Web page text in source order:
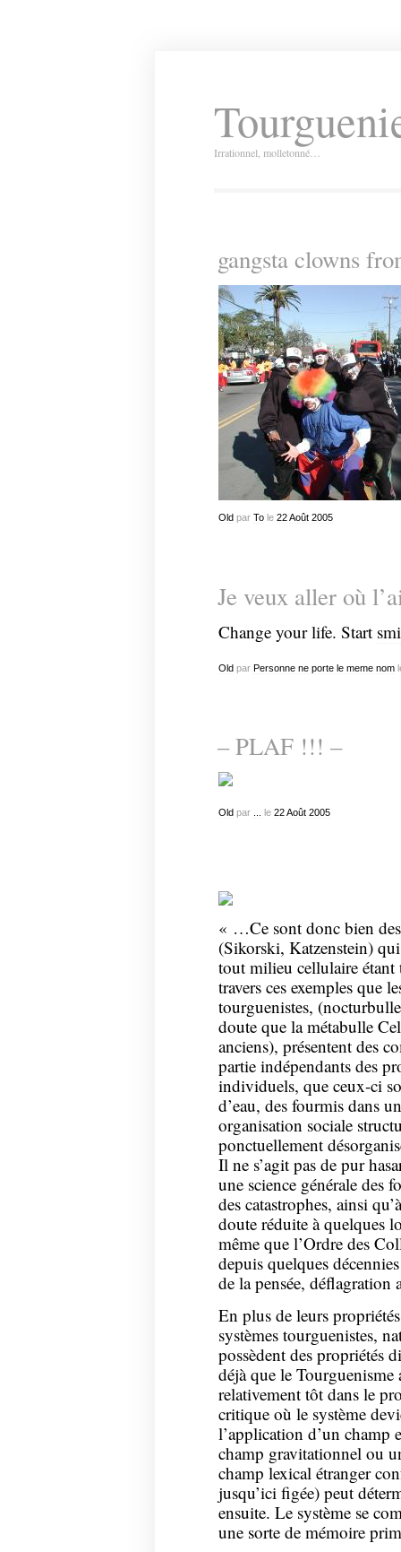
Irrationnel, molletonné…
gangsta clowns
Old par Tole 22 Août 2005
Je veux aller où
Change your life. Start
Oldpar Personne ne porte le meme nom
– PLAF !!! –
Oldpar le 22 Août 2005
« …Ce sont donc bien
(Sikorski, Katzenstein)
tout milieu cellulaire
travers ces exemples que
tourguenistes,
doute que la métabulle
anciens), présentent des
partie indépendants des
individuels, que ceux-ci
d’eau, des fourmis dans
organisation sociale
ponctuellement
Il ne s’agit pas de pur
une science générale des
des catastrophes, ainsi
doute réduite à quelques
même que l’Ordre des
depuis quelques
de la pensée, déflagration
En plus de leurs
systèmes tourguenistes,
possèdent des propriétés
déjà que le Tourguenisme
relativement tôt dans le
critique où le système
l’application d’un champ
champ gravitationnel ou
champ lexical étranger
jusqu’ici figée) peut
ensuite. Le système se
une sorte de mémoire